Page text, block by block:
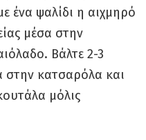
ένα ψαλίδι η αιχμηρό
μέσα στην
Βάλτε 2-3
κατσαρόλα και
μόλις